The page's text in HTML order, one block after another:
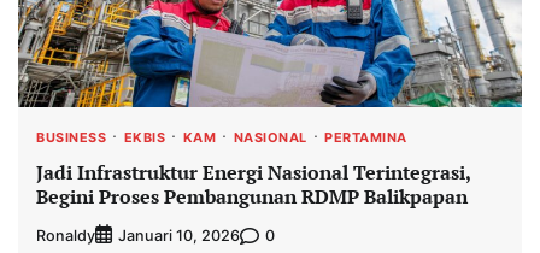
BUSINESS EKBIS KAM NASIONAL PERTAMINA
Jadi Infrastruktur Energi Nasional Terintegrasi,
Begini Proses Pembangunan RDMP Balikpapan
Ronaldy Januari 10, 2026 0